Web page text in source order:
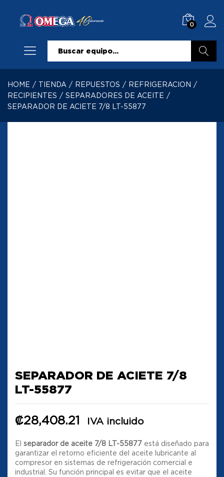
0
HOME / TIENDA / REPUESTOS / REFRIGERACION /
RECIPIENTES / SEPARADORES DE ACEITE /
SEPARADOR DE ACIETE 7/8 LT-55877
SEPARADOR DE ACIETE 7/8
LT-55877
₡28,408.21 IVA incluido
El separador de aceite 7/8 LT-55877 está diseñado para
garantizar el retorno eficiente del aceite lubricante al
compresor en sistemas de refrigeración comercial e
industrial. Su función principal es evitar que el aceite